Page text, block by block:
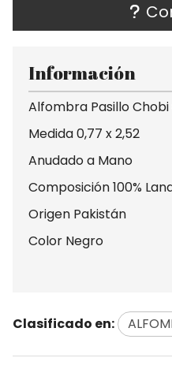
Información
Alfombra Pasillo
Medida 0,77 x 2,52
Anudado a Mano
Composición 100%
Origen Pakistán
Color Negro
Clasificado en: